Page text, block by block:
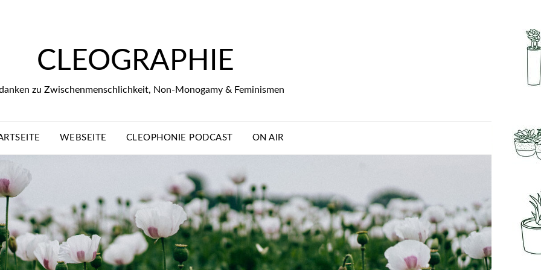
CLEOGRAPHIE
zu Zwischenmenschlichkeit, Non-Monogamy & Feminismen
WEBSEITE CLEOPHONIE PODCAST ON AIR